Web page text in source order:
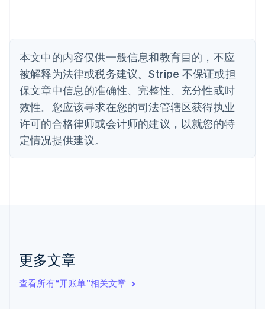
本文中的内容仅供一般信息和教育目的，不应
被解释为法律或税务建议。Stripe 不保证或担
保文章中信息的准确性、完整性、充分性或时
效性。您应该寻求在您的司法管辖区获得执业
许可的合格律师或会计师的建议，以就您的特
定情况提供建议。
更多文章
查看所有“开账单”相关文章
丹麦
English
德国
DeutschEnglish
法国
芬兰
English Svenska
荷兰
立陶宛
列支敦士登